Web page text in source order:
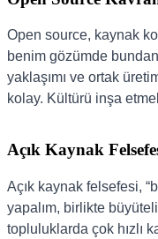
Open source, kaynak
benim gözümde
yaklaşımı ve ortak
kolay. Kültürü inşa
Açık Kaynak
Açık kaynak felsefesi,
yapalım, birlikte
topluluklarda çok hızlı